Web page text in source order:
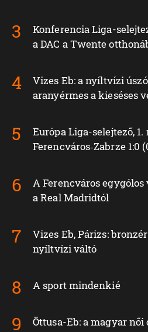
Konferencia Liga-
a DAC a Twente
Vizes Eb: a nyíltvízi
aranyérmes a kieséses
Európa Liga-selejtező, 1.
Ferencváros‑Zabrze 1:0
A Ferencváros
a Real Madridtól
Vizes Eb, Párizs:
nyíltvízi váltó
A sport mindenkié
Öttusa-Eb: a magyar női